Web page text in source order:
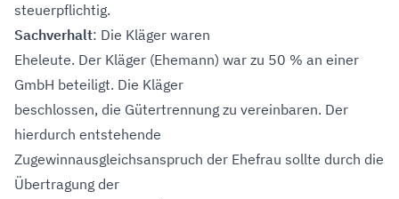
steuerpflichtig.
Sachverhalt: Die Kläger waren
Eheleute. Der Kläger (Ehemann) war zu 50 % an einer
GmbH beteiligt. Die Kläger
beschlossen, die Gütertrennung zu vereinbaren. Der
hierdurch entstehende
Zugewinnausgleichsanspruch der Ehefrau sollte durch die
Übertragung der